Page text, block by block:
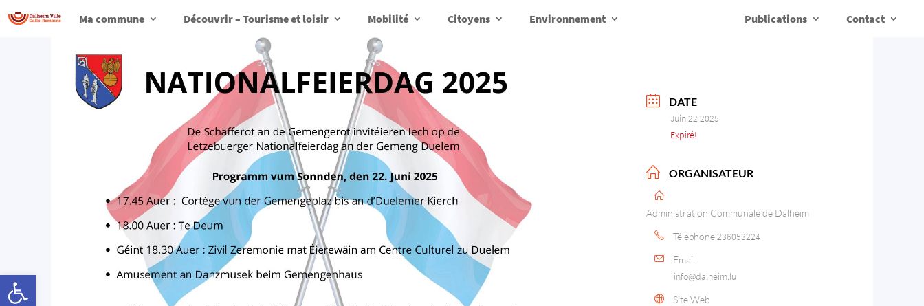
Ouvrir la barre d’outils
Ma commune Découvrir – Tourisme et loisir Mobilité Citoyens Environnement Publications Contact
DATE
Juin 22 2025
Expiré!
ORGANISATEUR
Administration Communale de Dalheim
Téléphone236053224
Email
info@dalheim.lu
Site Web